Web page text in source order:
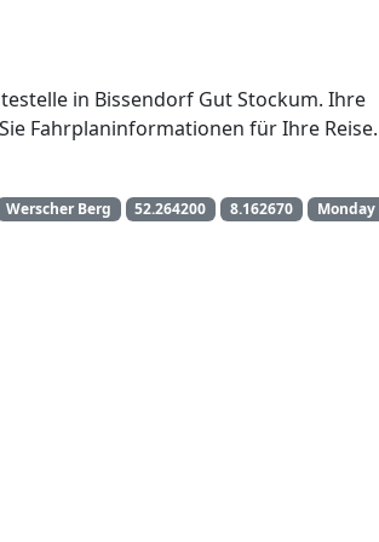
in Bissendorf Gut Stockum. Ihre
Fahrplaninformationen für Ihre Reise.
Werscher Berg 52.264200 8.162670
Monday